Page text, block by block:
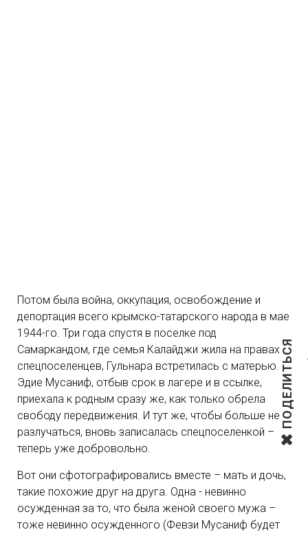
ПОДЕЛИТЬСЯ
Потом была война, оккупация, освобождение и
депортация всего крымско-татарского народа в мае
1944-го. Три года спустя в поселке под
Самаркандом, где семья Калайджи жила на правах
спецпоселенцев, Гульнара встретилась с матерью.
Эдие Мусаниф, отбыв срок в лагере и в ссылке,
приехала к родным сразу же, как только обрела
свободу передвижения. И тут же, чтобы больше не
разлучаться, вновь записалась спецпоселенкой –
теперь уже добровольно.
Вот они сфотографировались вместе – мать и дочь,
такие похожие друг на друга. Одна - невинно
осужденная за то, что была женой своего мужа –
тоже невинно осужденного (Февзи Мусаниф будет